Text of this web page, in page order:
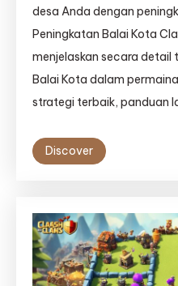
desa Anda dengan
Peningkatan Balai Kota
menjelaskan secara detail
Balai Kota dalam
strategi terbaik, panduan
Discover